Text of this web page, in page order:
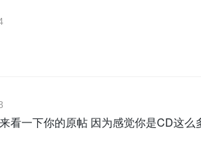
看一下你的原帖 因为感觉你是CD这么